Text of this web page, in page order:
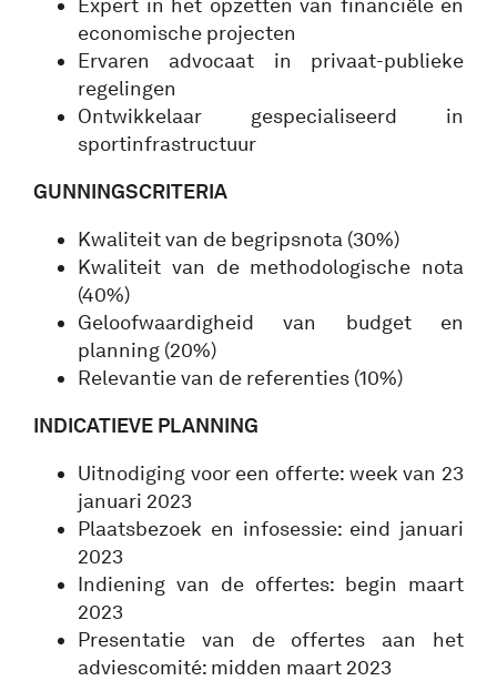
Expert in het opzetten van financiële en
economische projecten
Ervaren advocaat in privaat-publieke
regelingen
Ontwikkelaar gespecialiseerd in
sportinfrastructuur
GUNNINGSCRITERIA
Kwaliteit van de begripsnota (30%)
Kwaliteit van de methodologische nota
(40%)
Geloofwaardigheid van budget en
planning (20%)
Relevantie van de referenties (10%)
INDICATIEVE PLANNING
Uitnodiging voor een offerte: week van 23
januari 2023
Plaatsbezoek en infosessie: eind januari
2023
Indiening van de offertes: begin maart
2023
Presentatie van de offertes aan het
adviescomité: midden maart 2023